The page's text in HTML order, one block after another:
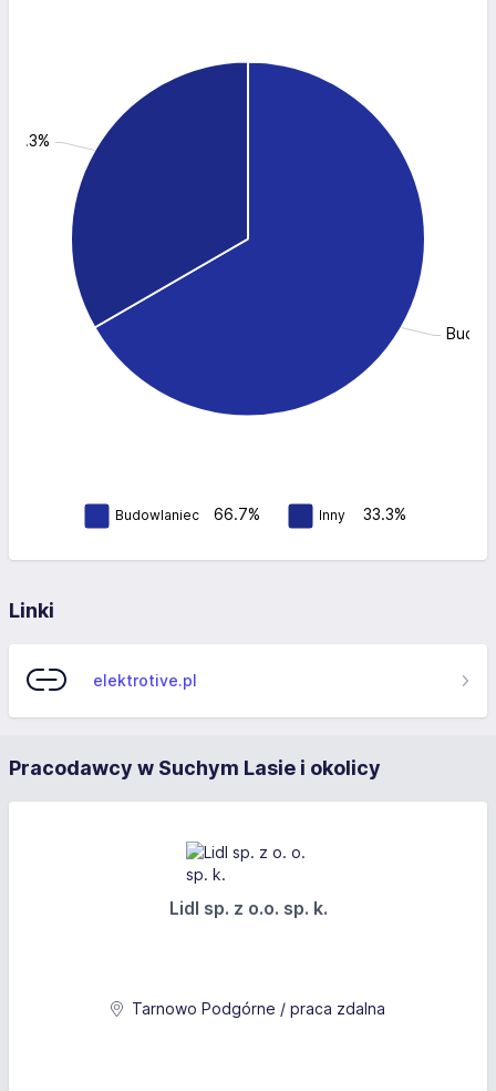
33.3%
Budowlaniec 66.7% Inny 33.3%
Linki
elektrotive.pl
Pracodawcy w Suchym Lasie i okolicy
Lidl sp. z o.o. sp. k.
Tarnowo Podgórne / praca zdalna